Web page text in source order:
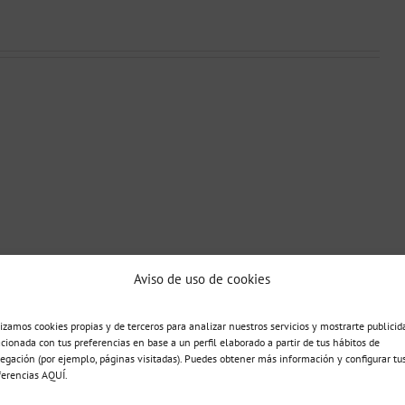
Aviso de uso de cookies
cookies propias y de terceros para analizar nuestros servicios y mostrarte
con tus preferencias en base a un perfil elaborado a partir de tus hábitos de
(por ejemplo, páginas visitadas). Puedes obtener más información y configurar
AQUÍ.
en 15:21 - Responder
acerca de una de las posibles tareas del psicologo en enfermos y
emocional en este tipo de pacientes es fundamental durante el curso de